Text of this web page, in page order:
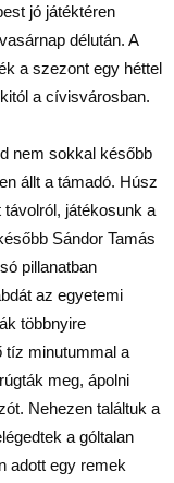
jó játéktéren
délután. A
a szezont egy héttel
a cívisvárosban.
nem sokkal később
állt a támadó. Húsz
játékosunk a
Sándor Tamás
pillanatban
az egyetemi
többnyire
tíz minutummal a
meg, ápolni
Nehezen találtuk a
a góltalan
adott egy remek